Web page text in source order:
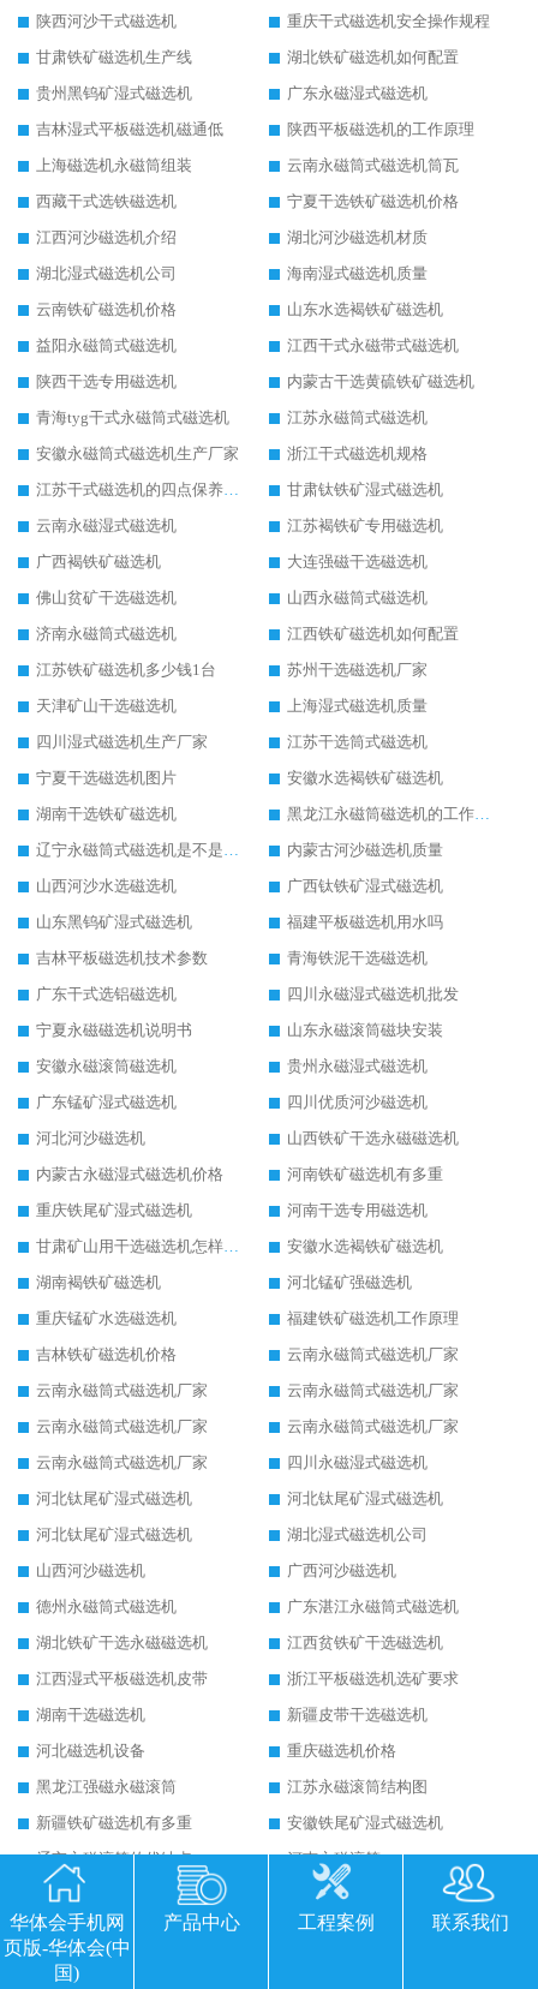
陕西河沙干式磁选机
重庆干式磁选机安全操作规程
甘肃铁矿磁选机生产线
湖北铁矿磁选机如何配置
贵州黑钨矿湿式磁选机
广东永磁湿式磁选机
吉林湿式平板磁选机磁通低
陕西平板磁选机的工作原理
上海磁选机永磁筒组装
云南永磁筒式磁选机筒瓦
西藏干式选铁磁选机
宁夏干选铁矿磁选机价格
江西河沙磁选机介绍
湖北河沙磁选机材质
湖北湿式磁选机公司
海南湿式磁选机质量
云南铁矿磁选机价格
山东水选褐铁矿磁选机
益阳永磁筒式磁选机
江西干式永磁带式磁选机
陕西干选专用磁选机
内蒙古干选黄硫铁矿磁选机
青海tyg干式永磁筒式磁选机
江苏永磁筒式磁选机
安徽永磁筒式磁选机生产厂家
浙江干式磁选机规格
江苏干式磁选机的四点保养秘籍
甘肃钛铁矿湿式磁选机
云南永磁湿式磁选机
江苏褐铁矿专用磁选机
广西褐铁矿磁选机
大连强磁干选磁选机
佛山贫矿干选磁选机
山西永磁筒式磁选机
济南永磁筒式磁选机
江西铁矿磁选机如何配置
江苏铁矿磁选机多少钱1台
苏州干选磁选机厂家
天津矿山干选磁选机
上海湿式磁选机质量
四川湿式磁选机生产厂家
江苏干选筒式磁选机
宁夏干选磁选机图片
安徽水选褐铁矿磁选机
湖南干选铁矿磁选机
黑龙江永磁筒磁选机的工作原理
辽宁永磁筒式磁选机是不是强磁
内蒙古河沙磁选机质量
山西河沙水选磁选机
广西钛铁矿湿式磁选机
山东黑钨矿湿式磁选机
福建平板磁选机用水吗
吉林平板磁选机技术参数
青海铁泥干选磁选机
广东干式选铝磁选机
四川永磁湿式磁选机批发
宁夏永磁磁选机说明书
山东永磁滚筒磁块安装
安徽永磁滚筒磁选机
贵州永磁湿式磁选机
广东锰矿湿式磁选机
四川优质河沙磁选机
河北河沙磁选机
山西铁矿干选永磁磁选机
内蒙古永磁湿式磁选机价格
河南铁矿磁选机有多重
重庆铁尾矿湿式磁选机
河南干选专用磁选机
甘肃矿山用干选磁选机怎样调磁
安徽水选褐铁矿磁选机
湖南褐铁矿磁选机
河北锰矿强磁选机
重庆锰矿水选磁选机
福建铁矿磁选机工作原理
吉林铁矿磁选机价格
云南永磁筒式磁选机厂家
云南永磁筒式磁选机厂家
云南永磁筒式磁选机厂家
云南永磁筒式磁选机厂家
云南永磁筒式磁选机厂家
云南永磁筒式磁选机厂家
四川永磁湿式磁选机
河北钛尾矿湿式磁选机
河北钛尾矿湿式磁选机
河北钛尾矿湿式磁选机
湖北湿式磁选机公司
山西河沙磁选机
广西河沙磁选机
德州永磁筒式磁选机
广东湛江永磁筒式磁选机
湖北铁矿干选永磁磁选机
江西贫铁矿干选磁选机
江西湿式平板磁选机皮带
浙江平板磁选机选矿要求
湖南干选磁选机
新疆皮带干选磁选机
河北磁选机设备
重庆磁选机价格
黑龙江强磁永磁滚筒
江苏永磁滚筒结构图
新疆铁矿磁选机有多重
安徽铁尾矿湿式磁选机
辽宁永磁滚筒的优缺点
河南永磁滚筒
河南顺流磁选机工作原理视频
河北顺流式磁选机
贵州履带式干选磁选机
邢台干选铁矿磁选机厂
贺州永磁筒式磁选机
华体会手机网
页版-华体会(中
国)
产品中心 工程案例 联系我们